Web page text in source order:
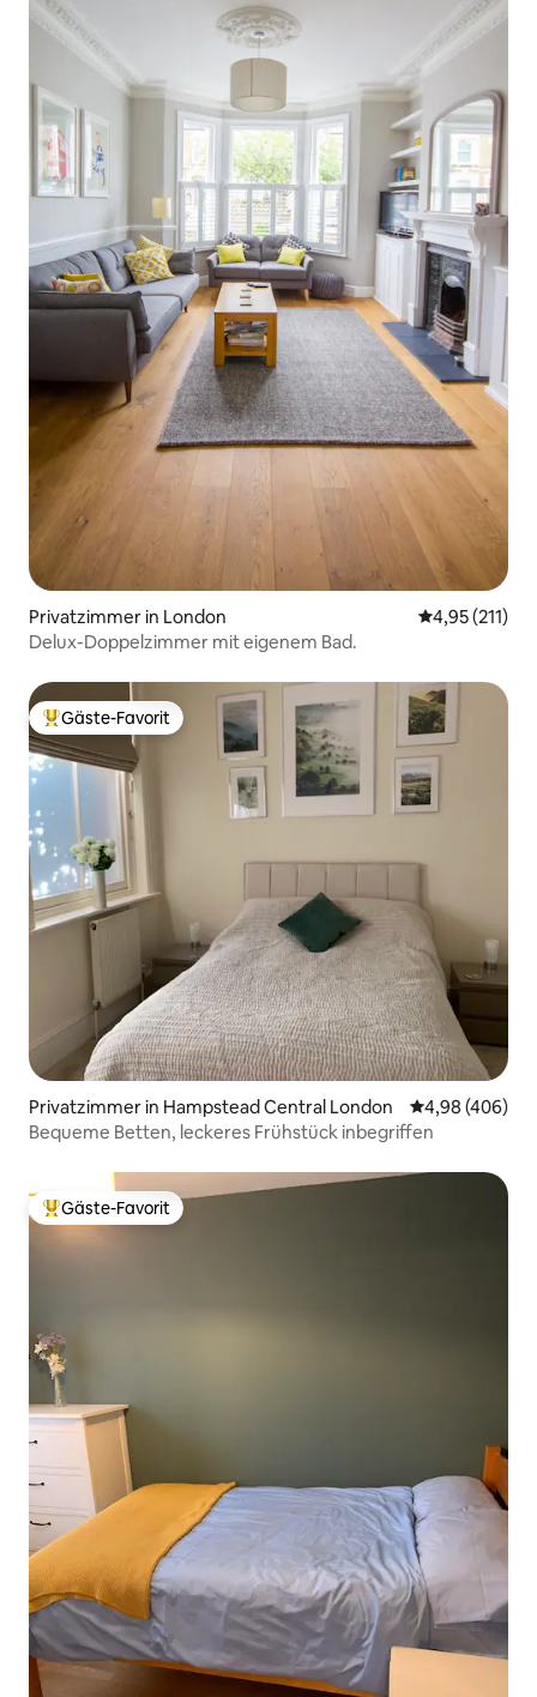
Privatzimmer in London
4,95 (211)
Delux-Doppelzimmer mit eigenem Bad.
Beliebter Gäste-Favorit.
Gäste-Favorit
Privatzimmer in Hampstead Central London
4,98 (406)
Bequeme Betten, leckeres Frühstück inbegriffen
Beliebter Gäste-Favorit.
Gäste-Favorit